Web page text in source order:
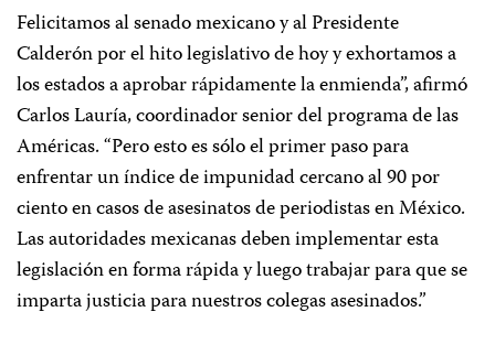
Felicitamos al senado mexicano y al Presidente
Calderón por el hito legislativo de hoy y exhortamos a
los estados a aprobar rápidamente la enmienda”, afirmó
Carlos Lauría, coordinador senior del programa de las
Américas. “Pero esto es sólo el primer paso para
enfrentar un índice de impunidad cercano al 90 por
ciento en casos de asesinatos de periodistas en México.
Las autoridades mexicanas deben implementar esta
legislación en forma rápida y luego trabajar para que se
imparta justicia para nuestros colegas asesinados.”